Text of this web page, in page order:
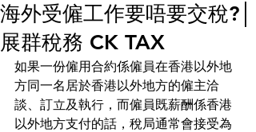
海外受僱工作要唔要交稅?│
展群稅務 CK TAX
如果一份僱用合約係僱員在香港以外地
方同一名居於香港以外地方的僱主洽
談、訂立及執行，而僱員既薪酬係香港
以外地方支付的話，稅局通常會接受為